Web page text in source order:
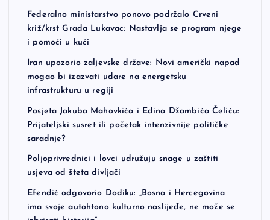
Federalno ministarstvo ponovo podržalo Crveni
križ/krst Grada Lukavac: Nastavlja se program njege
i pomoći u kući
Iran upozorio zaljevske države: Novi američki napad
mogao bi izazvati udare na energetsku
infrastrukturu u regiji
Posjeta Jakuba Mahovkića i Edina Džambića Čeliću:
Prijateljski susret ili početak intenzivnije političke
saradnje?
Poljoprivrednici i lovci udružuju snage u zaštiti
usjeva od šteta divljači
Efendić odgovorio Dodiku: „Bosna i Hercegovina
ima svoje autohtono kulturno naslijeđe, ne može se